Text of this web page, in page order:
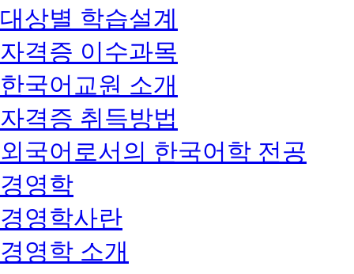
대상별 학습설계
자격증 이수과목
한국어교원 소개
자격증 취득방법
외국어로서의 한국어학 전공
경영학
경영학사란
경영학 소개